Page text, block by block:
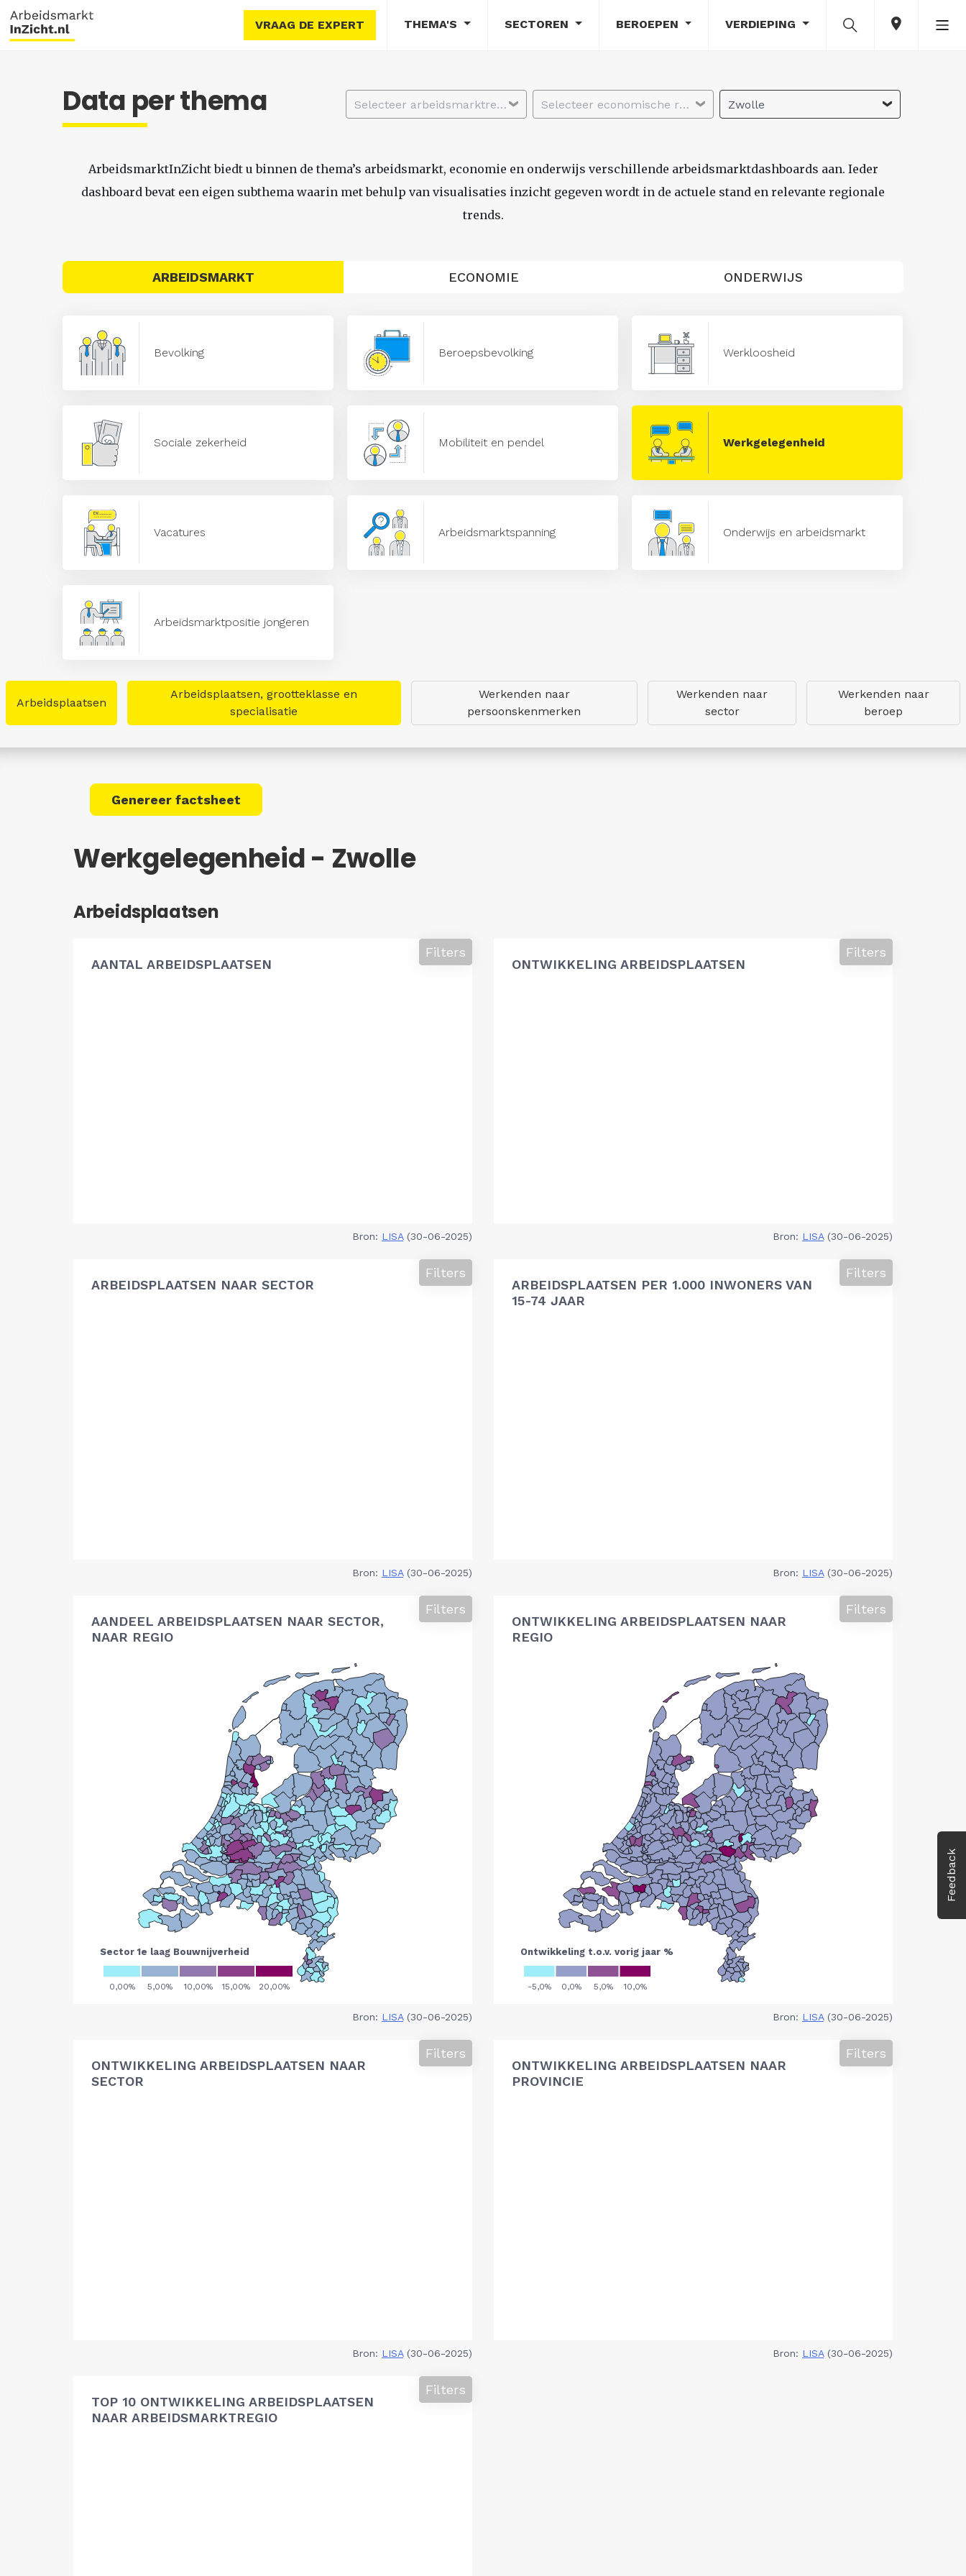
VRAAG DE EXPERT THEMA'S SECTOREN BEROEPEN VERDIEPING
Feedback
Data per thema Selecteer arbeidsmarktregio Selecteer economische regio Zwolle
ArbeidsmarktInZicht biedt u binnen de thema’s arbeidsmarkt, economie en onderwijs verschillende arbeidsmarktdashboards aan. Ieder
dashboard bevat een eigen subthema waarin met behulp van visualisaties inzicht gegeven wordt in de actuele stand en relevante regionale
trends.
ARBEIDSMARKT ECONOMIE ONDERWIJS
Bevolking Beroepsbevolking Werkloosheid
Sociale zekerheid Mobiliteit en pendel Werkgelegenheid
Vacatures Arbeidsmarktspanning Onderwijs en arbeidsmarkt
Arbeidsmarktpositie jongeren
Arbeidsplaatsen
Arbeidsplaatsen, grootteklasse en
specialisatie
Werkenden naar
persoonskenmerken
Werkenden naar
sector
Werkenden naar
beroep
Genereer factsheet
Werkgelegenheid - Zwolle
Arbeidsplaatsen
AANTAL ARBEIDSPLAATSEN
Filters
Bron: LISA(30-06-2025)
ONTWIKKELING ARBEIDSPLAATSEN
Filters
Bron: LISA(30-06-2025)
ARBEIDSPLAATSEN NAAR SECTOR
Filters
Bron: LISA(30-06-2025)
ARBEIDSPLAATSEN PER 1.000 INWONERS VAN
15-74 JAAR
Filters
Bron: LISA(30-06-2025)
AANDEEL ARBEIDSPLAATSEN NAAR SECTOR,
NAAR REGIO
Filters
Bron: LISA(30-06-2025)
ONTWIKKELING ARBEIDSPLAATSEN NAAR
REGIO
Filters
Bron: LISA(30-06-2025)
ONTWIKKELING ARBEIDSPLAATSEN NAAR
SECTOR
Filters
Bron: LISA(30-06-2025)
ONTWIKKELING ARBEIDSPLAATSEN NAAR
PROVINCIE
Filters
Bron: LISA(30-06-2025)
TOP 10 ONTWIKKELING ARBEIDSPLAATSEN
NAAR ARBEIDSMARKTREGIO
Filters